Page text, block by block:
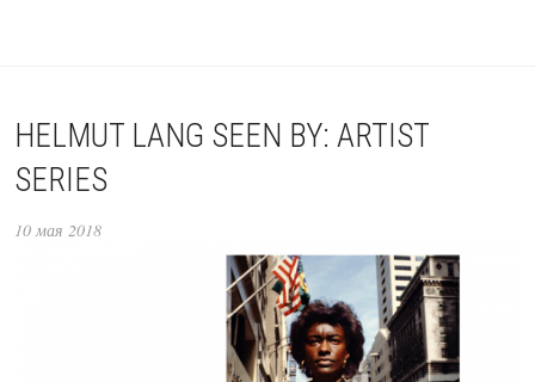
HELMUT LANG SEEN BY: ARTIST
SERIES
10 мая 2018